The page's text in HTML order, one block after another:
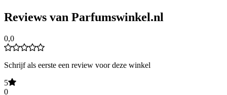
Reviews van Parfumswinkel.nl
0,0
Schrijf als eerste een review voor deze winkel
5
0